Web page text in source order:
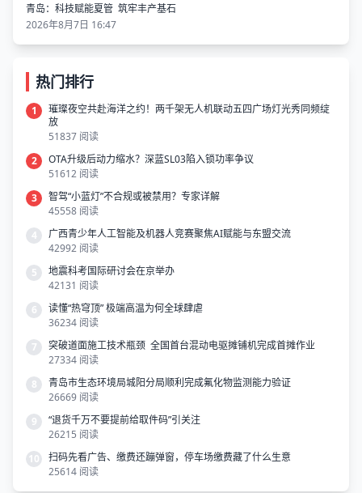
青岛：科技赋能夏管 筑牢丰产基石
2026年8月7日 16:47
热门排行
1
璀璨夜空共赴海洋之约！两千架无人机联动五四广场灯光秀同频绽
放
51837 阅读
2
OTA升级后动力缩水？深蓝SL03陷入锁功率争议
51612 阅读
3
智驾“小蓝灯”不合规或被禁用？专家详解
45558 阅读
4
广西青少年人工智能及机器人竞赛聚焦AI赋能与东盟交流
42992 阅读
5
地震科考国际研讨会在京举办
42131 阅读
6
读懂“热穹顶” 极端高温为何全球肆虐
36234 阅读
7
突破道面施工技术瓶颈 全国首台混动电驱摊铺机完成首摊作业
27334 阅读
8
青岛市生态环境局城阳分局顺利完成氟化物监测能力验证
26669 阅读
9
“退货千万不要提前给取件码”引关注
26215 阅读
10
扫码先看广告、缴费还蹦弹窗，停车场缴费藏了什么生意
25614 阅读